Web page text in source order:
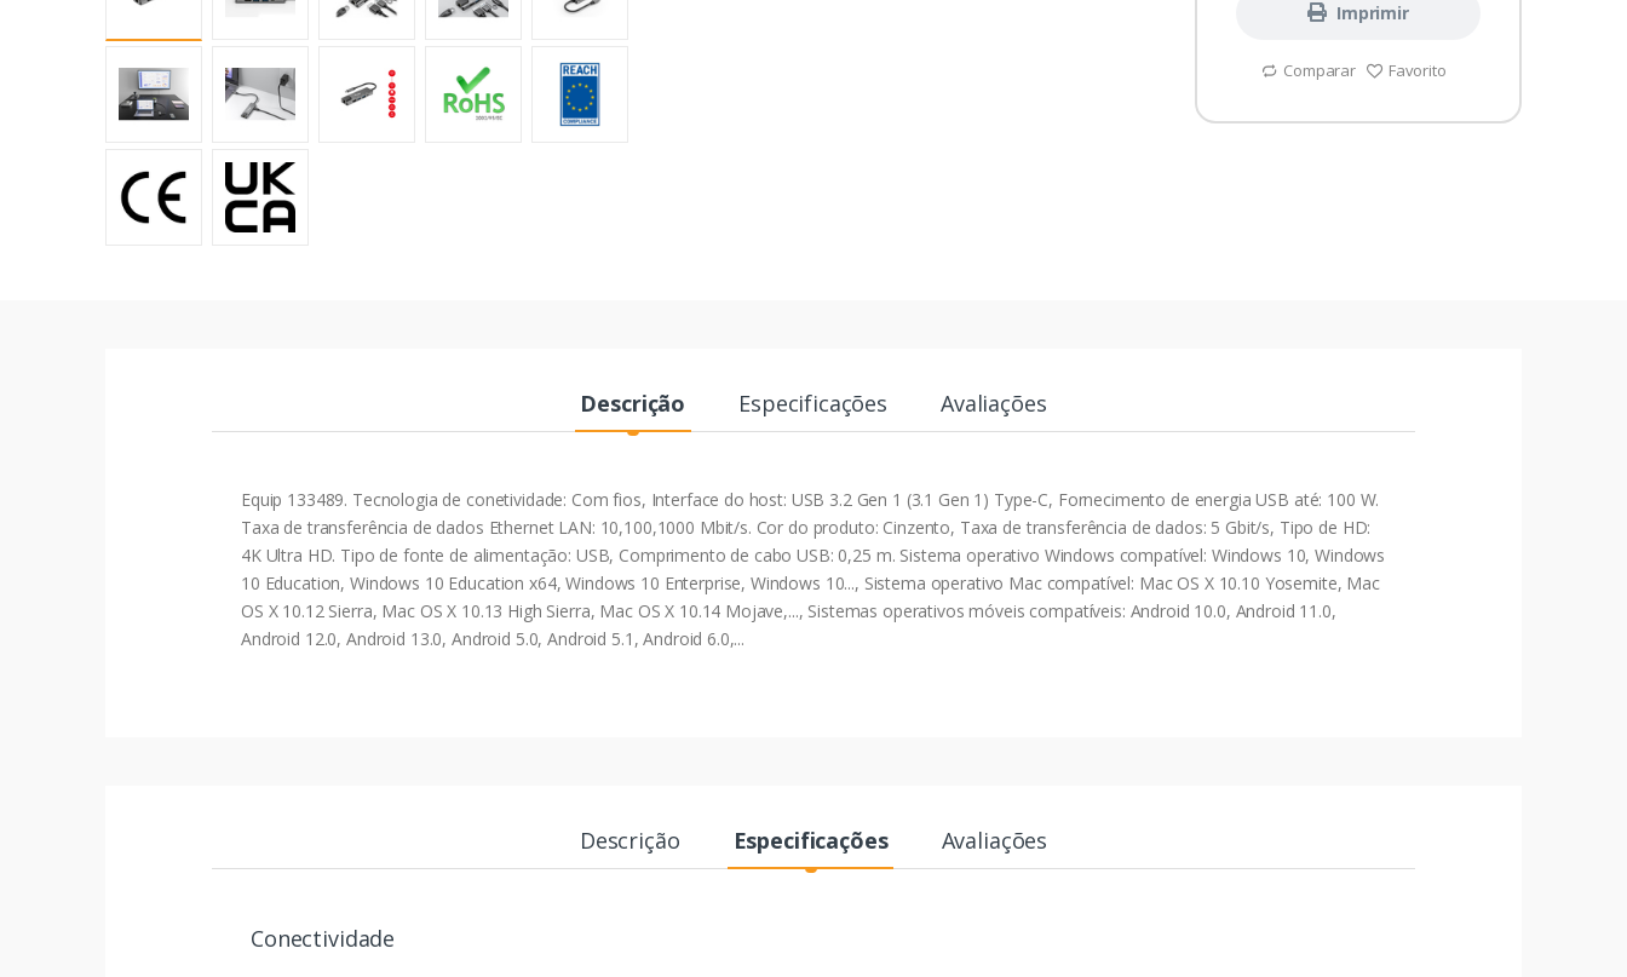
Imprimir
Comparar Favorito
Descrição Especificações Avaliações
Equip 133489. Tecnologia de conetividade: Com fios, Interface do host: USB 3.2 Gen 1 (3.1 Gen 1) Type-C, Fornecimento de energia USB até: 100 W.
Taxa de transferência de dados Ethernet LAN: 10,100,1000 Mbit/s. Cor do produto: Cinzento, Taxa de transferência de dados: 5 Gbit/s, Tipo de HD:
4K Ultra HD. Tipo de fonte de alimentação: USB, Comprimento de cabo USB: 0,25 m. Sistema operativo Windows compatível: Windows 10, Windows
10 Education, Windows 10 Education x64, Windows 10 Enterprise, Windows 10..., Sistema operativo Mac compatível: Mac OS X 10.10 Yosemite, Mac
OS X 10.12 Sierra, Mac OS X 10.13 High Sierra, Mac OS X 10.14 Mojave,..., Sistemas operativos móveis compatíveis: Android 10.0, Android 11.0,
Android 12.0, Android 13.0, Android 5.0, Android 5.1, Android 6.0,...
Descrição Especificações Avaliações
Conectividade